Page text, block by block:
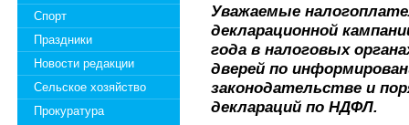
Спорт
Праздники
Новости редакции
Сельское хозяйство
Прокуратура
Уважаемые
декларационной
года в налоговых
дверей по
законодательстве и
деклараций по НДФЛ.